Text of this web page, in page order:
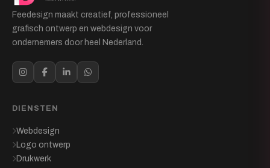
Feedesign maakt creatief, professioneel
grafisch ontwerp en webdesign voor
ondernemers door heel Nederland.
DIENSTEN
Webdesign
Logo ontwerp
Drukwerk